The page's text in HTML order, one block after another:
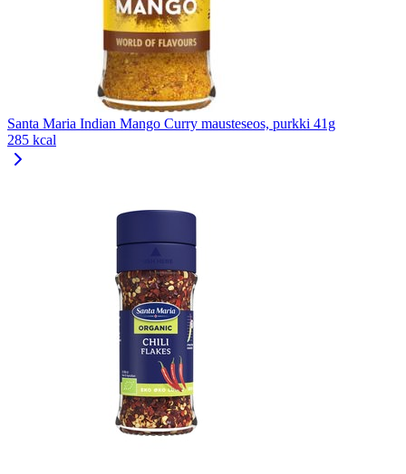
Santa Maria Indian Mango Curry mausteseos, purkki 41g
285 kcal